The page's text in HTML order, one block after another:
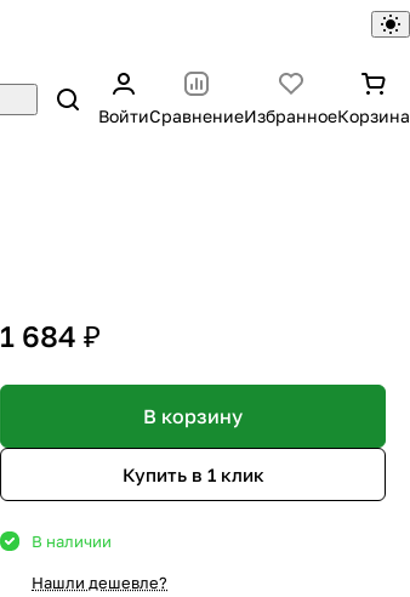
ВойтиСравнениеИзбранноеКорзина
1 684 ₽
В корзину
Купить в 1 клик
В наличии
Нашли дешевле?